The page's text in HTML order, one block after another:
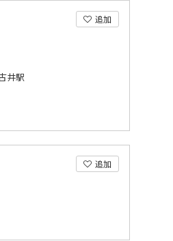
追加
井駅
追加